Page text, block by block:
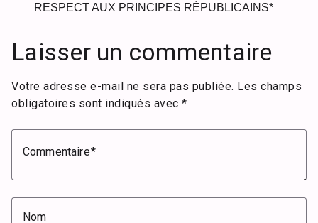
RESPECT AUX PRINCIPES RÉPUBLICAINS*
Laisser un commentaire
Votre adresse e-mail ne sera pas publiée. Les champs
obligatoires sont indiqués avec *
Commentaire
Nom